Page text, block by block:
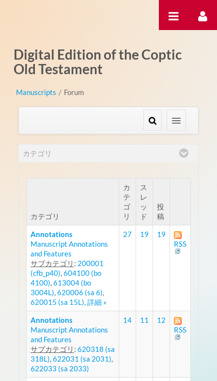
Digital Edition of the Coptic
Old Testament
Manuscripts / Forum
カテゴリ
カテゴリ
カ
テ
ゴ
リ
ス
レ
ッ
ド
投
稿
Annotations
Manuscript Annotations
and Features
サブカテゴリ : 200001
(cfb_p40),604100 (bo
4100),613004 (bo
3004L),620006 (sa 6),
620015 (sa 15L),詳細 »
27 19
19
RSS
Annotations
Manuscript Annotations
and Features
サブカテゴリ : 620318 (sa
318L),622031 (sa 2031),
622033 (sa 2033)
14 11
12
RSS